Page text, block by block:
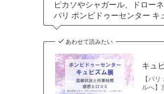
ピカソやシャガール、ドロー
パリ ポンピドゥーセンター キ
あわせて読みたい
キュ
【パ
ルへ】